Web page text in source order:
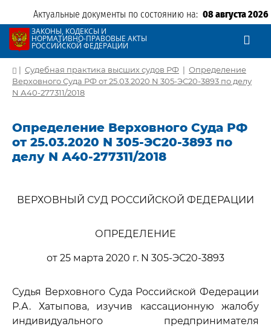
Актуальные документы по состоянию на: 08 августа 2026
ЗАКОНЫ, КОДЕКСЫ И
НОРМАТИВНО-ПРАВОВЫЕ АКТЫ
РОССИЙСКОЙ ФЕДЕРАЦИИ
| Судебная практика высших судов РФ | Определение
Верховного Суда РФ от 25.03.2020 N 305-ЭС20-3893 по делу
N А40-277311/2018
Определение Верховного Суда РФ
от 25.03.2020 N 305-ЭС20-3893 по
делу N А40-277311/2018
ВЕРХОВНЫЙ СУД РОССИЙСКОЙ ФЕДЕРАЦИИ
ОПРЕДЕЛЕНИЕ
от 25 марта 2020 г. N 305-ЭС20-3893
Судья Верховного Суда Российской Федерации
Р.А. Хатыпова, изучив кассационную жалобу
индивидуального предпринимателя